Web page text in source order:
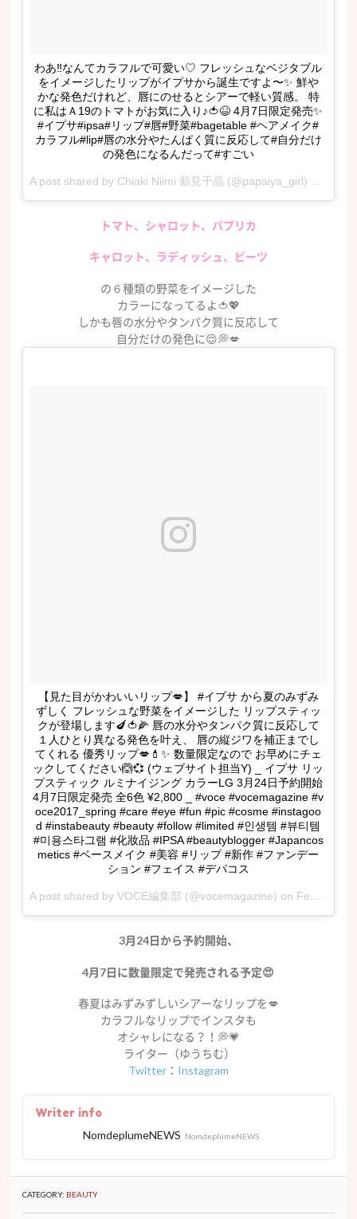
わあ‼️なんてカラフルで可愛い♡ フレッシュなベジタブル
をイメージしたリップがイプサから誕生ですよ〜✨ 鮮や
かな発色だけれど、唇にのせるとシアーで軽い質感。 特
に私はＡ19のトマトがお気に入り♪🍅😆 4月7日限定発売✨
#イプサ#ipsa#リップ#唇#野菜#bagetable #ヘアメイク#
カラフル#lip#唇の水分やたんぱく質に反応して#自分だけ
の発色になるんだって#すごい
A post shared by Chiaki Niimi 新見千晶 (@papaiya_girl) on
トマト、シャロット、パプリカ
キャロット、ラディッシュ、ビーツ
の６種類の野菜をイメージした
カラーになってるよ🍅💖
しかも唇の水分やタンパク質に反応して
自分だけの発色に😌💭💋
【見た目がかわいいリップ💋】 #イプサ から夏のみずみ
ずしく フレッシュな野菜をイメージした リップスティッ
クが登場します🍆🍅🌽 唇の水分やタンパク質に反応して
１人ひとり異なる発色を叶え、 唇の縦ジワを補正までし
てくれる 優秀リップ💋💄✨ 数量限定なので お早めにチェ
ックしてください🙆💞 (ウェブサイト担当Y) _ イプサ リッ
プスティック ルミナイジング カラーLG 3月24日予約開始
4月7日限定発売 全6色 ¥2,800 _ #voce #vocemagazine #v
oce2017_spring #care #eye #fun #pic #cosme #instagoo
d #instabeauty #beauty #follow #limited #인생템 #뷰티템
#미용스타그램 #化妝品 #IPSA #beautyblogger #Japancos
metics #ベースメイク #美容 #リップ #新作 #ファンデー
ション #フェイス #デパコス
A post shared byVOCE編集部 (@vocemagazine) on Feb 3, 2017 at 2:01am PST
3月24日から予約開始、
4月7日に数量限定で発売される予定😍
春夏はみずみずしいシアーなリップを💋
カラフルなリップでインスタも
オシャレになる？！💭💗
ライター（ゆうちむ）
Twitter： Instagram
Writer info
NomdeplumeNEWS NomdeplumeNEWS
CATEGORY: BEAUTY